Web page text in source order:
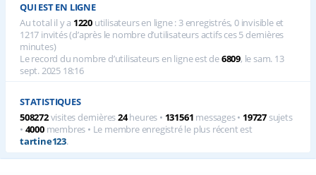
QUI EST EN LIGNE
Au total il y a 1220 utilisateurs en ligne : 3 enregistrés, 0 invisible et
1217 invités (d’après le nombre d’utilisateurs actifs ces 5 dernières
minutes)
Le record du nombre d’utilisateurs en ligne est de6809, le sam. 13
sept. 2025 18:16
STATISTIQUES
508272visites dernières24heures • 131561 messages • 19727 sujets
• 4000membres • Le membre enregistré le plus récent est
tartine123.